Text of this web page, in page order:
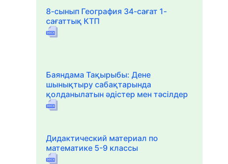
8-сынып География 34-сағат 1-
сағаттық КТП
Баяндама Тақырыбы: Дене
шынықтыру сабақтарында
қолданылатын әдістер мен тәсілдер
Дидактический материал по
математике 5-9 классы